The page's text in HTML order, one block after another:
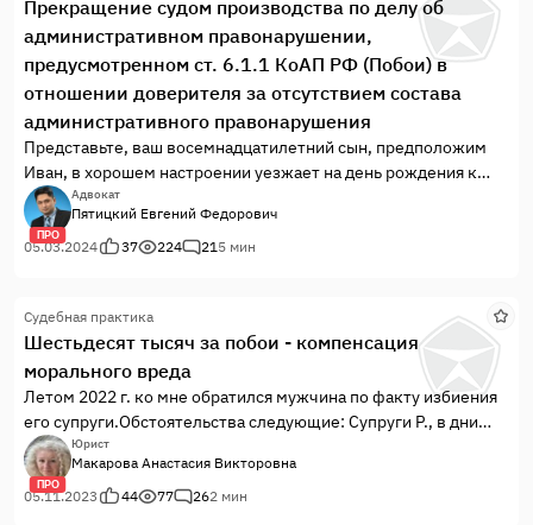
Прекращение судом производства по делу об
административном правонарушении,
предусмотренном ст. 6.1.1 КоАП РФ (Побои) в
отношении доверителя за отсутствием состава
административного правонарушения
Представьте, ваш восемнадцатилетний сын, предположим
Иван, в хорошем настроении уезжает на день рождения к
однокласснице, а забираете вы его через некоторое время с
этого праздника жизни с телесными повреждениями,
описание которых занимает больше половины листа
ПРО
Адвокат
Пятицкий Евгений Федорович
05.03.2024
37 224 21 5 мин
Судебная практика
Шестьдесят тысяч за побои - компенсация
морального вреда
Летом 2022 г. ко мне обратился мужчина по факту избиения
его супруги.Обстоятельства следующие: Супруги Р., в дни
поминовения усопших занимаются торговлей
искусственными цветами, имея на это соответствующее
разрешение.Бизнес довольно прибыльный, соответственно
ПРО
Юрист
Макарова Анастасия Викторовна
05.11.2023
44 77 262 мин